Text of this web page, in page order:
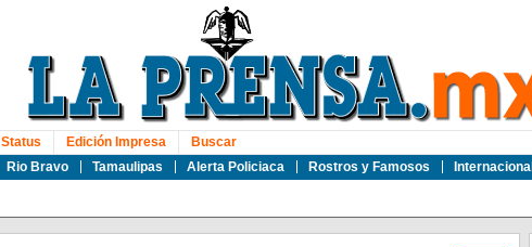
Rio Bravo Tamaulipas Alerta Policiaca Rostros y Famosos Internacional
Status Edición Impresa Buscar